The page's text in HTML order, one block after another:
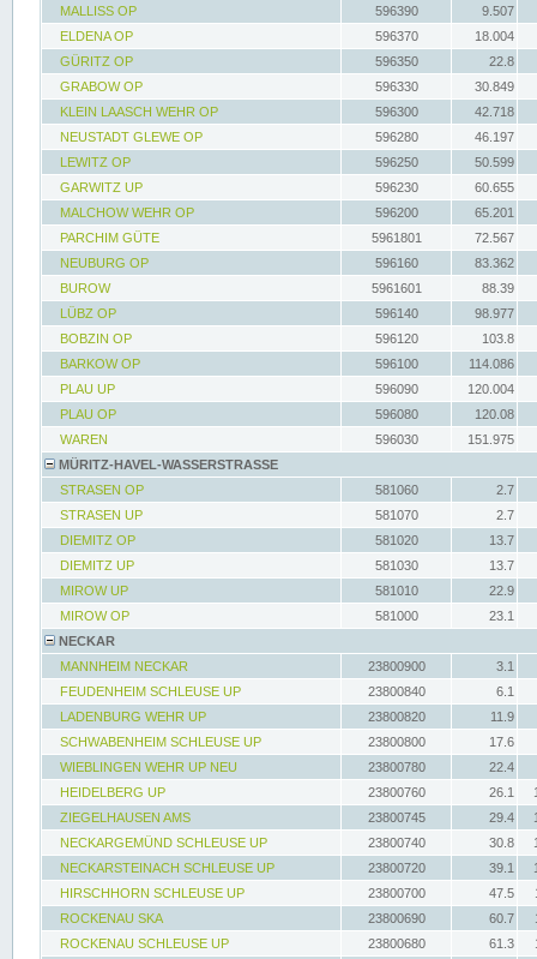
MALLISS OP
596390
9.507
ELDENA OP
596370
18.004
GÜRITZ OP
596350
22.8
GRABOW OP
596330
30.849
KLEIN LAASCH WEHR OP
596300
42.718
NEUSTADT GLEWE OP
596280
46.197
LEWITZ OP
596250
50.599
GARWITZ UP
596230
60.655
MALCHOW WEHR OP
596200
65.201
PARCHIM GÜTE
5961801
72.567
NEUBURG OP
596160
83.362
BUROW
5961601
88.39
LÜBZ OP
596140
98.977
BOBZIN OP
596120
103.8
BARKOW OP
596100
114.086
PLAU UP
596090
120.004
PLAU OP
596080
120.08
WAREN
596030
151.975
MÜRITZ-HAVEL-WASSERSTRASSE
STRASEN OP
581060
2.7
STRASEN UP
581070
2.7
DIEMITZ OP
581020
13.7
DIEMITZ UP
581030
13.7
MIROW UP
581010
22.9
MIROW OP
581000
23.1
NECKAR
MANNHEIM NECKAR
23800900
3.1
FEUDENHEIM SCHLEUSE UP
23800840
6.1
LADENBURG WEHR UP
23800820
11.9
SCHWABENHEIM SCHLEUSE UP
23800800
17.6
WIEBLINGEN WEHR UP NEU
23800780
22.4
HEIDELBERG UP
23800760 26.1
ZIEGELHAUSEN AMS
23800745 29.4
NECKARGEMÜND SCHLEUSE UP
23800740 30.8
NECKARSTEINACH SCHLEUSE UP
23800720 39.1
HIRSCHHORN SCHLEUSE UP
23800700 47.5
ROCKENAU SKA
23800690 60.7
ROCKENAU SCHLEUSE UP
23800680 61.3